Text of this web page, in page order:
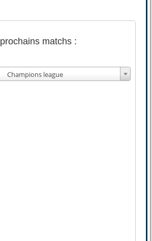
prochains matchs :
Champions league